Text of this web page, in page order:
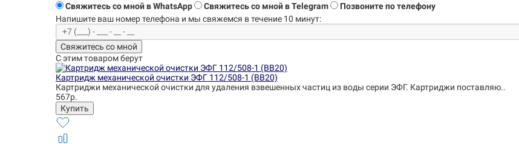
Свяжитесь со мной в WhatsApp
Свяжитесь со мной в Telegram
Позвоните по телефону
Напишите ваш номер телефона и мы свяжемся в течение 10 минут:
Свяжитесь со мной
С этим товаром берут
Картридж механической очистки ЭФГ 112/508-1 (BB20)
Картриджи механической очистки для удаления взвешенных частиц из воды серии ЭФГ. Картриджи поставляю..
567р.